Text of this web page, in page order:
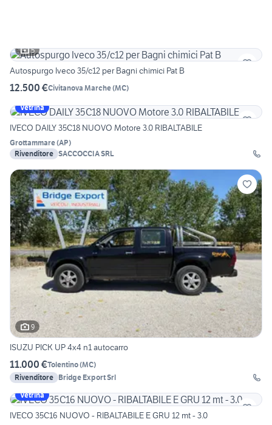
5
Autospurgo Iveco 35/c12 per Bagni chimici Pat B
12.500 €Civitanova Marche(MC)
Vetrina
IVECO DAILY 35C18 NUOVO Motore 3.0 RIBALTABILE
Grottammare(AP)
Rivenditore SACCOCCIA SRL
9
ISUZU PICK UP 4x4 n1 autocarro
11.000 €Tolentino(MC)
Rivenditore Bridge Export Srl
Vetrina
IVECO 35C16 NUOVO - RIBALTABILE E GRU 12 mt - 3.0